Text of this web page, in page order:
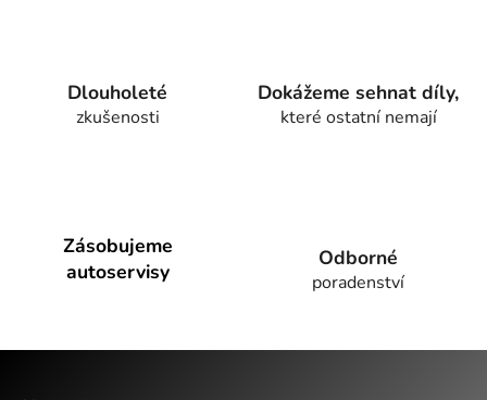
Dlouholeté
zkušenosti
Dokážeme sehnat díly,
které ostatní nemají
Zásobujeme
autoservisy
Odborné
poradenství